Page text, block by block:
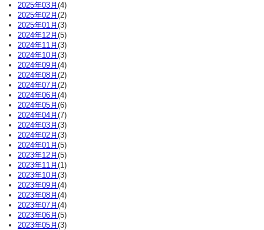
2025年03月 (4)
2025年02月 (2)
2025年01月 (3)
2024年12月 (5)
2024年11月 (3)
2024年10月 (3)
2024年09月 (4)
2024年08月 (2)
2024年07月 (2)
2024年06月 (4)
2024年05月 (6)
2024年04月 (7)
2024年03月 (3)
2024年02月 (3)
2024年01月 (5)
2023年12月 (5)
2023年11月 (1)
2023年10月 (3)
2023年09月 (4)
2023年08月 (4)
2023年07月 (4)
2023年06月 (5)
2023年05月 (3)